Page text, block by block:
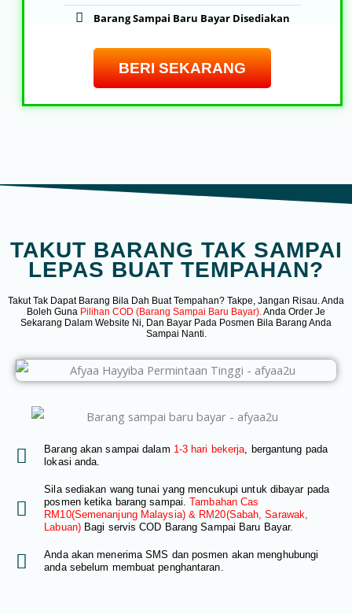
Barang Sampai Baru Bayar Disediakan
BERI SEKARANG
TAKUT BARANG TAK SAMPAI
LEPAS BUAT TEMPAHAN?
Takut Tak Dapat Barang Bila Dah Buat Tempahan? Takpe, Jangan Risau. Anda
Boleh Guna Pilihan COD (Barang Sampai Baru Bayar).Anda Order Je
Sekarang Dalam Website Ni, Dan Bayar Pada Posmen Bila Barang Anda
Sampai Nanti.
Barang akan sampai dalam 1-3 hari bekerja, bergantung pada
lokasi anda.
Sila sediakan wang tunai yang mencukupi untuk dibayar pada
posmen ketika barang sampai.Tambahan Cas
RM10(Semenanjung Malaysia) & RM20(Sabah, Sarawak,
Labuan)Bagi servis COD Barang Sampai Baru Bayar.
Anda akan menerima SMS dan posmen akan menghubungi
anda sebelum membuat penghantaran.